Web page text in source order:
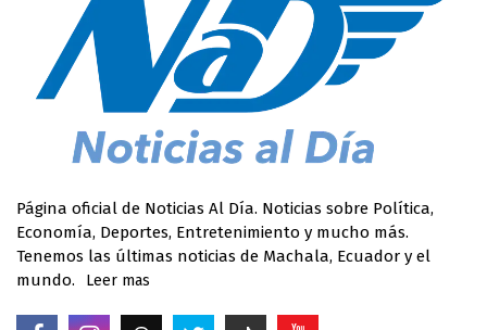
Página oficial de Noticias Al Día. Noticias sobre Política,
Economía, Deportes, Entretenimiento y mucho más.
Tenemos las últimas noticias de Machala, Ecuador y el
mundo.
Leer mas